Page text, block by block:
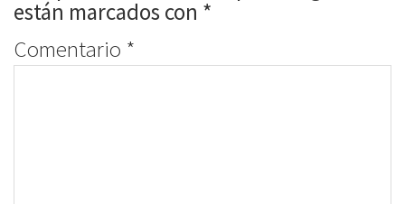
están marcados con *
Comentario *